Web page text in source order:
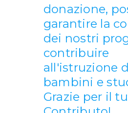
donazione,
garantire la
dei nostri
contribuire
all'istruzione
bambini e
Grazie per il